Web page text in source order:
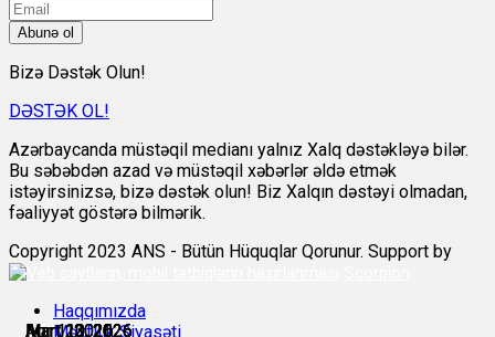
Mart 10, 2026
Mart 10, 2026
Mart 13, 2026
Mart 23, 2026
Apr 1, 2026
Apr 1, 2026
Abunə ol
Bizə Dəstək Olun!
DƏSTƏK OL!
Azərbaycanda müstəqil medianı yalnız Xalq dəstəkləyə bilər.
Bu səbəbdən azad və müstəqil xəbərlər əldə etmək
istəyirsinizsə, bizə dəstək olun! Biz Xalqın dəstəyi olmadan,
fəaliyyət göstərə bilmərik.
Copyright 2023 ANS - Bütün Hüquqlar Qorunur. Support by
Haqqımızda
Məxfilik Siyasəti